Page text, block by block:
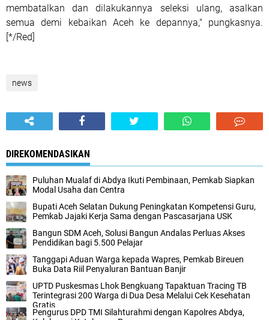
membatalkan dan dilakukannya seleksi ulang, asalkan
semua demi kebaikan Aceh ke depannya," pungkasnya.
[*/Red]
news
DIREKOMENDASIKAN
Puluhan Mualaf di Abdya Ikuti Pembinaan, Pemkab Siapkan
Modal Usaha dan Centra
Bupati Aceh Selatan Dukung Peningkatan Kompetensi Guru,
Pemkab Jajaki Kerja Sama dengan Pascasarjana USK
‎Bangun SDM Aceh, Solusi Bangun Andalas Perluas Akses
Pendidikan bagi 5.500 Pelajar ‎
Tanggapi Aduan Warga kepada Wapres, Pemkab Bireuen
Buka Data Riil Penyaluran Bantuan Banjir
UPTD Puskesmas Lhok Bengkuang Tapaktuan ‎Tracing TB
Terintegrasi 200 Warga di Dua Desa Melalui Cek Kesehatan
Gratis
Pengurus DPD TMI Silahturahmi dengan Kapolres Abdya,